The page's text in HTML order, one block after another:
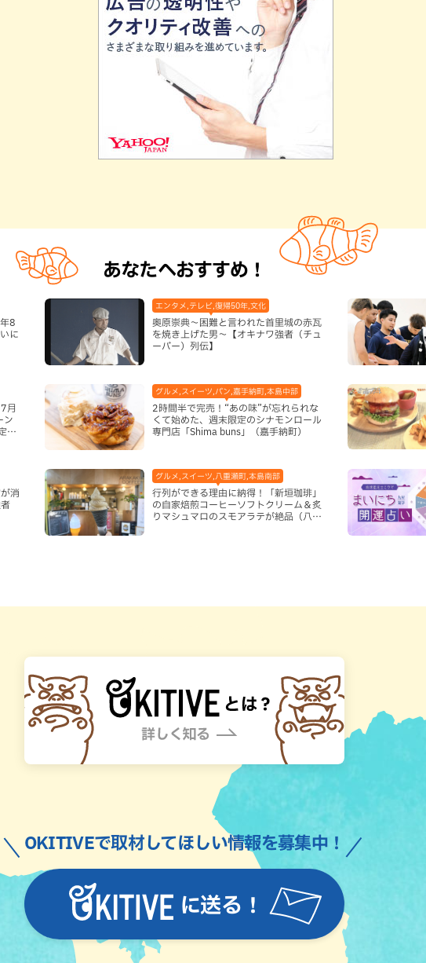
あなたへおすすめ！
8
に
エンタメ,テレビ,復帰50年,文化
奥原崇典～困難と言われた首里城の赤瓦
を焼き上げた男～【オキナワ強者（チュ
ーバー）列伝】
月
ン
グ
グルメ,スイーツ,パン,嘉手納町,本島中部
2時間半で完売！“あの味”が忘れられな
くて始めた、週末限定のシナモンロール
専門店「Shima buns」（嘉手納町）
消
グルメ,スイーツ,八重瀬町,本島南部
行列ができる理由に納得！「新垣珈琲」
の自家焙煎コーヒーソフトクリーム＆炙
りマシュマロのスモアラテが絶品（八重
に送る！
OKITIVEで取材してほしい情報を募集中！